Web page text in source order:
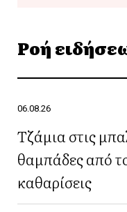
Ροή
06.08.26
Τζάμια στις
θαμπάδες από
καθαρίσεις